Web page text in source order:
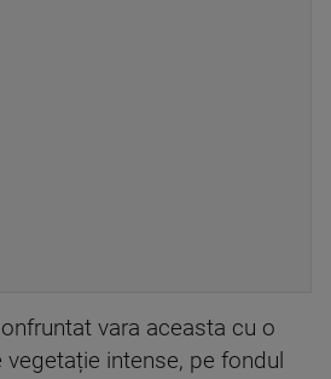
vara aceasta cu o
intense, pe fondul